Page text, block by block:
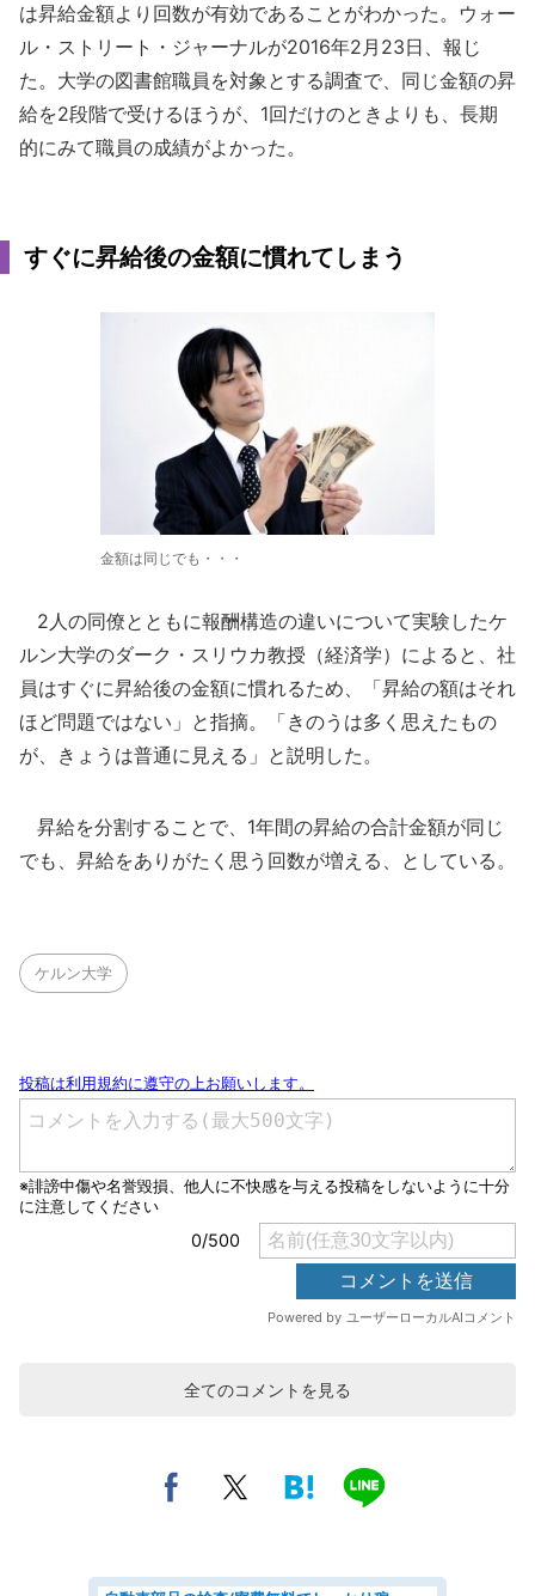
は昇給金額より回数が有効であることがわかった。ウォー
ル・ストリート・ジャーナルが2016年2月23日、報じ
た。大学の図書館職員を対象とする調査で、同じ金額の昇
給を2段階で受けるほうが、1回だけのときよりも、長期
的にみて職員の成績がよかった。
すぐに昇給後の金額に慣れてしまう
金額は同じでも・・・
2人の同僚とともに報酬構造の違いについて実験したケ
ルン大学のダーク・スリウカ教授（経済学）によると、社
員はすぐに昇給後の金額に慣れるため、「昇給の額はそれ
ほど問題ではない」と指摘。「きのうは多く思えたもの
が、きょうは普通に見える」と説明した。
昇給を分割することで、1年間の昇給の合計金額が同じ
でも、昇給をありがたく思う回数が増える、としている。
ケルン大学
全てのコメントを見る